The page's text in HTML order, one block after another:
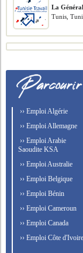
La
Tunis,
›› Emploi Algérie
›› Emploi Allemagne
›› Emploi Arabie
Saoudite KSA
›› Emploi Australie
›› Emploi Belgique
›› Emploi Bénin
›› Emploi Cameroun
›› Emploi Canada
›› Emploi Côte d'Ivoire